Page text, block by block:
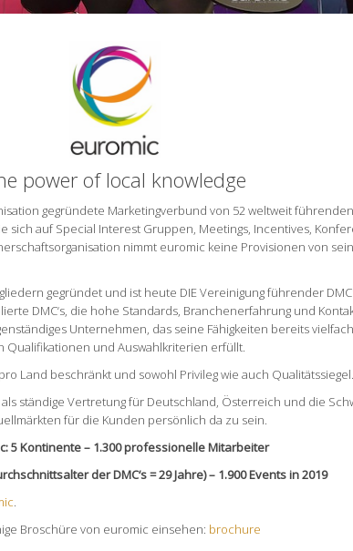
power of local knowledge
gegründete Marketingverbund von 52 weltweit
sich auf Special Interest Gruppen, Meetings, Incentives,
nimmt euromic keine Provisionen von
gegründet und ist heute DIE Vereinigung führender
DMC‘s, die hohe Standards, Branchenerfahrung und
Unternehmen, das seine Fähigkeiten bereits
Qualifikationen und Auswahlkriterien erfüllt.
Land beschränkt und sowohl Privileg wie auch Qualitätssiegel.
ständige Vertretung für Deutschland, Österreich und die
für die Kunden persönlich da zu sein.
5 Kontinente – 1.300 professionelle Mitarbeiter
der DMC‘s = 29 Jahre) – 1.900 Events in 2019
.
Broschüre von euromic einsehen: brochure